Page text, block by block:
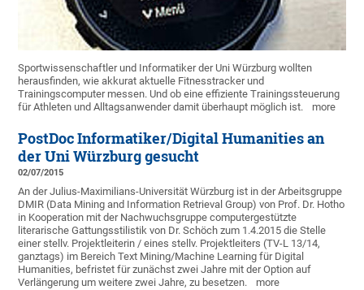
Sportwissenschaftler und Informatiker der Uni Würzburg wollten
herausfinden, wie akkurat aktuelle Fitnesstracker und
Trainingscomputer messen. Und ob eine effiziente Trainingssteuerung
für Athleten und Alltagsanwender damit überhaupt möglich ist.
more
PostDoc Informatiker/Digital Humanities an
der Uni Würzburg gesucht
02/07/2015
An der Julius-Maximilians-Universität Würzburg ist in der Arbeitsgruppe
DMIR (Data Mining and Information Retrieval Group) von Prof. Dr. Hotho
in Kooperation mit der Nachwuchsgruppe computergestützte
literarische Gattungsstilistik von Dr. Schöch zum 1.4.2015 die Stelle
einer stellv. Projektleiterin / eines stellv. Projektleiters (TV-L 13/14,
ganztags) im Bereich Text Mining/Machine Learning für Digital
Humanities, befristet für zunächst zwei Jahre mit der Option auf
Verlängerung um weitere zwei Jahre, zu besetzen.
more